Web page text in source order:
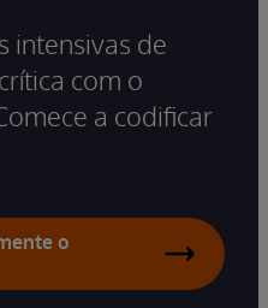
intensivas de
com o
a codificar
o